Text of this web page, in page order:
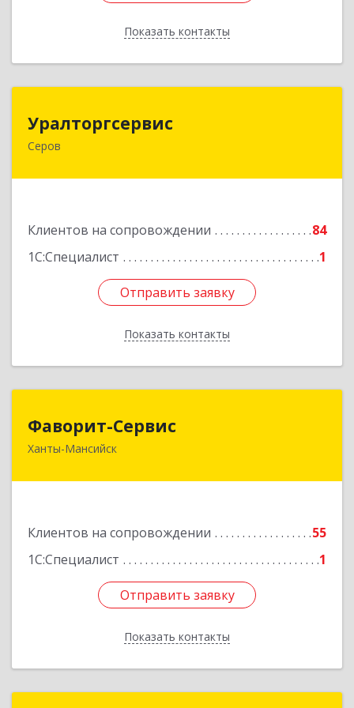
Показать контакты
Назад
Уралторгсервис
Серов
Клиентов на сопровождении
84
1С:Специалист
1
Отправить заявку
Показать контакты
624980, Свердловская обл, Серов г, Кирова ул,
Отправить заявку
Назад
Фаворит-Сервис
Ханты-Мансийск
Клиентов на сопровождении
55
1С:Специалист
1
Отправить заявку
Показать контакты
628011, Ханты-Мансийский Автономный округ
Подробнее
Отправить заявку
Назад